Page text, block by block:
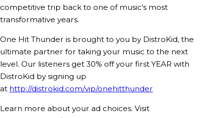
competitive trip back to one of music's most
transformative years.
One Hit Thunder is brought to you by DistroKid, the
ultimate partner for taking your music to the next
level. Our listeners get 30% off your first YEAR with
DistroKid by signing up
at http://distrokid.com/vip/onehitthunder
Learn more about your ad choices. Visit